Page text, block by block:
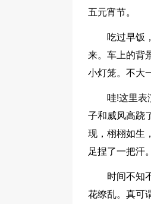
五元宵节。
吃过早饭
来。车上的背
小灯笼。不大
哇!这里
子和威风高跷
现，栩栩如生
足捏了一把汗。
时间不知
花缭乱。真可